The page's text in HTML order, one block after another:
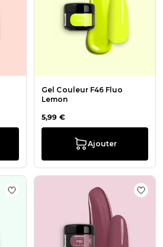
Gel Couleur F46 Fluo
Lemon
5,99 €
Ajouter
Ajouter à la liste de souhaits Gel